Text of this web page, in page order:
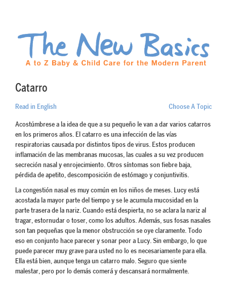
Catarro
Read in English Choose A Topic
Acostúmbrese a la idea de que a su pequeño le van a dar varios catarros
en los primeros años. El catarro es una infección de las vías
respiratorias causada por distintos tipos de virus. Estos producen
inflamación de las membranas mucosas, las cuales a su vez producen
secreción nasal y enrojecimiento. Otros síntomas son fiebre baja,
pérdida de apetito, descomposición de estómago y conjuntivitis.
La congestión nasal es muy común en los niños de meses. Lucy está
acostada la mayor parte del tiempo y se le acumula mucosidad en la
parte trasera de la nariz. Cuando está despierta, no se aclara la nariz al
tragar, estornudar o toser, como los adultos. Además, sus fosas nasales
son tan pequeñas que la menor obstrucción se oye claramente. Todo
eso en conjunto hace parecer y sonar peor a Lucy. Sin embargo, lo que
puede parecer muy grave para usted no lo es necesariamente para ella.
Ella está bien, aunque tenga un catarro malo. Seguro que siente
malestar, pero por lo demás comerá y descansará normalmente.